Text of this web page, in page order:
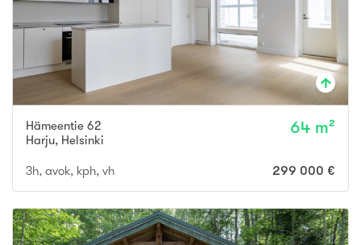
Hämeentie 62
Harju, Helsinki
64 m²
3h, avok, kph, vh 299 000 €